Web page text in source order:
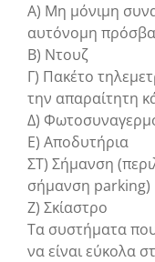
Α) Μη μόνιμη
αυτόνομη
Β) Ντουζ
Γ) Πακέτο
την απαραίτητη
Δ)
Ε) Αποδυτήρια
ΣΤ) Σήμανση
σήμανση parking)
Ζ) Σκίαστρο
Τα συστήματα
να είναι εύκολα